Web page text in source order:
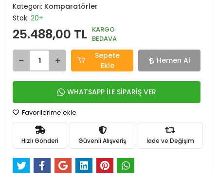
Kategori: Komparatörler
Stok: 20+
25.488,00 TL KARGO
BEDAVA
Sepete
Ekle
Hemen Al
WHATSAPP İLE SİPARİŞ VER
Favorilerime ekle
Hızlı Gönderi Güvenli Alışveriş İade ve Değişim